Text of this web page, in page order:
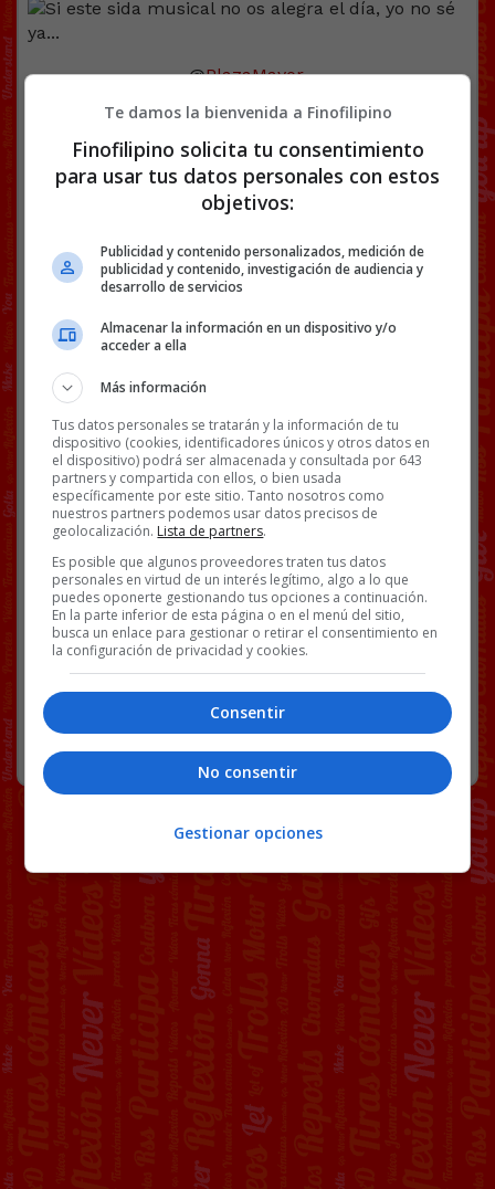
@PlazaMayor.
pic.twitter.com/zW3zczLEpe
— SpokSponha (@spoksponha)July 22, 2021
Aquí tenéis la magia de Spoksponha con una base
que parece nacida para esa letra mierder.
Facebook
Twitter
WhatsApp
Gmail
Copy
Link
CÁNCER MÚSICA PLAZA MAYOR SIDA VÍDEOS
86 COMENTARIOS
Te damos la bienvenida a Finofilipino
Finofilipino solicita tu consentimiento
para usar tus datos personales con estos
objetivos:
Publicidad y contenido personalizados, medición de
publicidad y contenido, investigación de audiencia y
desarrollo de servicios
Almacenar la información en un dispositivo y/o
acceder a ella
Más información
Tus datos personales se tratarán y la información de tu
dispositivo (cookies, identificadores únicos y otros datos en
el dispositivo) podrá ser almacenada y consultada por 643
partners y compartida con ellos, o bien usada
específicamente por este sitio. Tanto nosotros como
nuestros partners podemos usar datos precisos de
geolocalización. Lista de partners.
Es posible que algunos proveedores traten tus datos
personales en virtud de un interés legítimo, algo a lo que
puedes oponerte gestionando tus opciones a continuación.
En la parte inferior de esta página o en el menú del sitio,
busca un enlace para gestionar o retirar el consentimiento en
la configuración de privacidad y cookies.
Consentir
No consentir
Gestionar opciones